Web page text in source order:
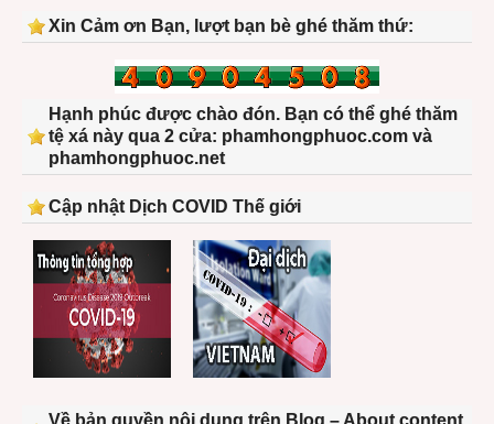
Xin Cảm ơn Bạn, lượt bạn bè ghé thăm thứ:
Hạnh phúc được chào đón. Bạn có thể ghé thăm
tệ xá này qua 2 cửa: phamhongphuoc.com và
phamhongphuoc.net
Cập nhật Dịch COVID Thế giới
Về bản quyền nội dung trên Blog – About content